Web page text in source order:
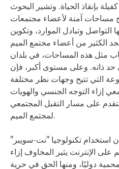
بإنقاذ الحياة. وتشير البحوث
مساحات آمنة لأعضاء مجتمعات
التواصل وتبادل الموارد، وتكوين
الكثير من أعضاء مجتمع الميم
مثل هذه المساحات، في بلدان
ذاته. وعلى مستوى أكبر، فإن
التي تتيح وجهات نظر مختلفة
إزاء التوجه الجنسي والهويات
على مسار التقبل المجتمعي
لمجتمع الميم.
استخدام تكنولوجيا "نت-سويبر"
الإنترنت يثير المخاوف إزاء
دوليًا، ومنها الحق في حرية